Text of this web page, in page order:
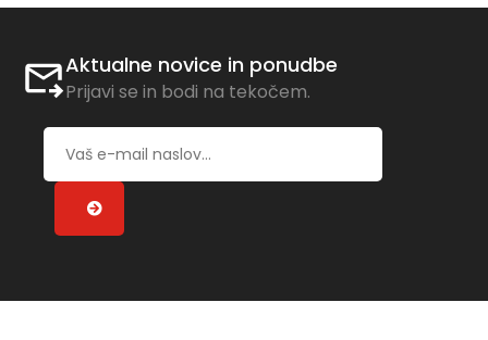
Aktualne novice in ponudbe
Prijavi se in bodi na tekočem.